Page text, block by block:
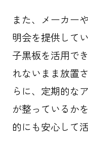
また、メーカー
明会を提供して
子黒板を活用で
れないまま放置
らに、定期的な
が整っているか
的にも安心して